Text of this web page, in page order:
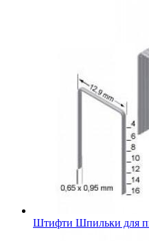
Штифти Шпильки для